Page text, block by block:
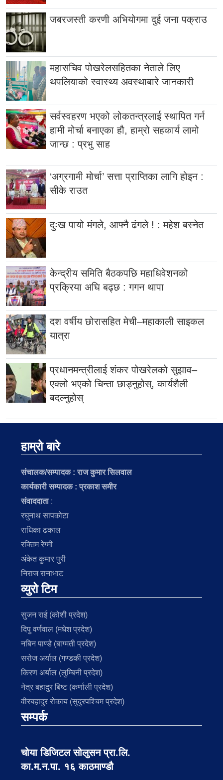
जबरजस्ती करणी अभियोगमा दुई जना पक्राउ
महासचिव पोखरेलसहितका नेताले लिए
थपलियाको स्वास्थ्य अवस्थाबारे जानकारी
सर्वस्वहरण भएको लोकतन्त्रलाई स्थापित गर्न
हामी मोर्चा बनाएका हौ, हाम्रो सहकार्य लामो
जान्छ : प्रभु साह
‘अग्रगामी मोर्चा’ सत्ता प्राप्तिका लागि होइन :
सीके राउत
दुःख पायो मंगले, आफ्नै ढंगले ! : महेश बस्नेत
केन्द्रीय समिति बैठकपछि महाधिवेशनको
प्रक्रिया अघि बढ्छ : गगन थापा
दश वर्षीय छोरासहित मेची–महाकाली साइकल
यात्रा
प्रधानमन्त्रीलाई शंकर पोखरेलको सुझाव–
एक्लो भएको चिन्ता छाड्नुहोस्, कार्यशैली
बदल्नुहोस्
हाम्रो बारे
संचालक/सम्पादक :राज कुमार सिलवाल
कार्यकारी सम्पादक : प्रकाश समीर
संवाददाता:
रघुनाथ सापकोटा
राधिका ढकाल
रक्तिम रेग्मी
अंकेत कुमार पुरी
निराज रानाभाट
व्युरो टिम
सुजन राई (कोशी प्रदेश)
दिपु वर्णवाल (मधेश प्रदेश)
नबिन पाण्डे (बाग्मती प्रदेश)
सरोज अर्याल (गण्डकी प्रदेश)
किरण अर्याल (लुम्बिनी प्रदेश)
नेत्र बहादुर बिष्ट (कर्णाली प्रदेश)
वीरबहादुर रोकाय (सुदुरपश्चिम प्रदेश)
सम्पर्क
चोया डिजिटल सोलुसन प्रा.लि.
का.म.न.पा. १६ काठमाण्डौ